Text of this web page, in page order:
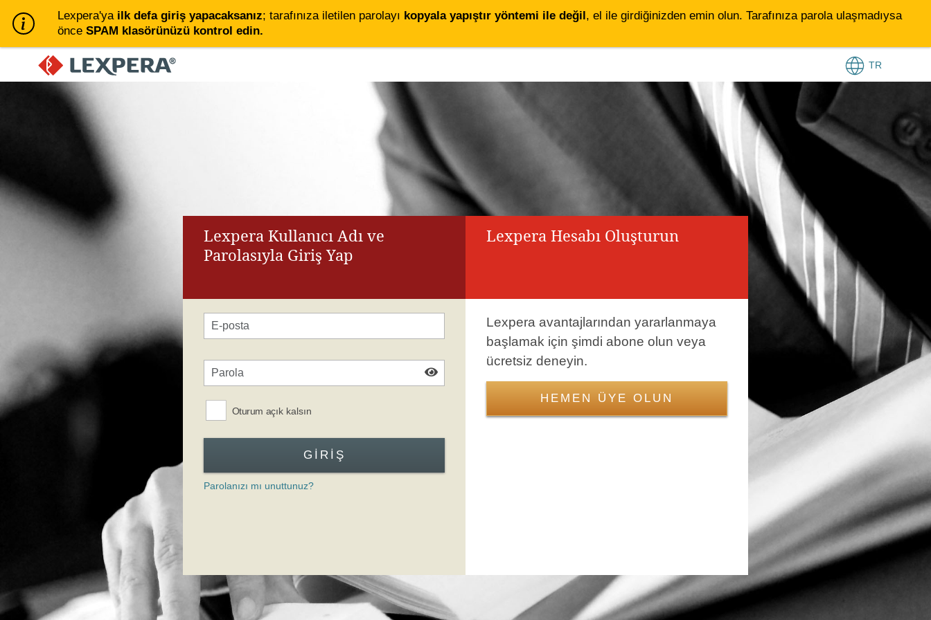
Lexpera'ya ilk defa giriş yapacaksanız; tarafınıza iletilen parolayı kopyala yapıştır yöntemi ile değil, el ile girdiğinizden emin olun. Tarafınıza parola ulaşmadıysa
önce SPAM klasörünüzü kontrol edin.
TR
Giriş Formuna Atla
Lexpera Kullanıcı Adı ve
Parolasıyla Giriş Yap
Oturum açık kalsın
GIRIŞ
Parolanızı mı unuttunuz?
Lexpera Hesabı Oluşturun
Lexpera avantajlarından yararlanmaya
başlamak için şimdi abone olun veya
ücretsiz deneyin.
HEMEN ÜYE OLUN